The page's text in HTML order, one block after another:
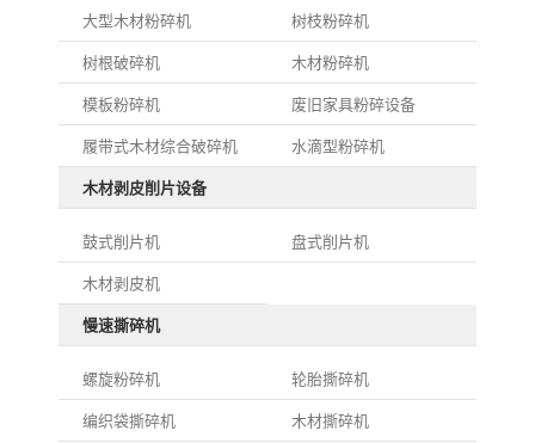
大型木材粉碎机 树枝粉碎机
树根破碎机 木材粉碎机
模板粉碎机 废旧家具粉碎设备
履带式木材综合破碎机 水滴型粉碎机
木材剥皮削片设备
鼓式削片机 盘式削片机
木材剥皮机
慢速撕碎机
螺旋粉碎机 轮胎撕碎机
编织袋撕碎机 木材撕碎机